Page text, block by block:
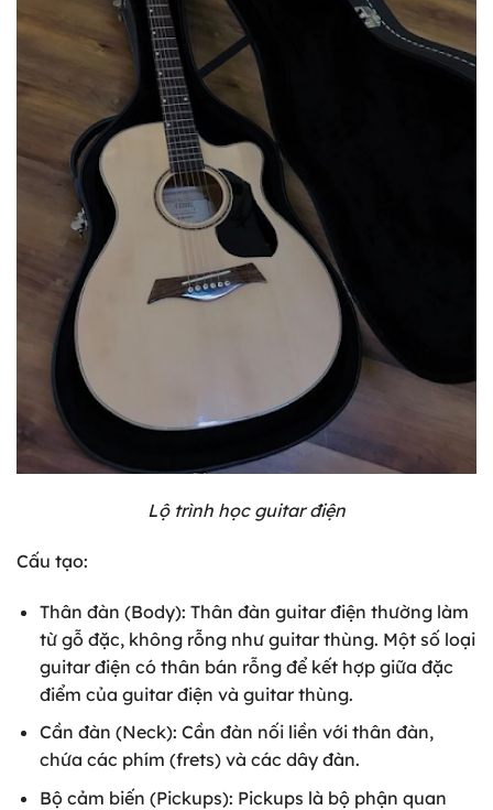
Lộ trình học guitar điện
Cấu tạo:
Thân đàn (Body): Thân đàn guitar điện thường làm
từ gỗ đặc, không rỗng như guitar thùng. Một số loại
guitar điện có thân bán rỗng để kết hợp giữa đặc
điểm của guitar điện và guitar thùng.
Cần đàn (Neck): Cần đàn nối liền với thân đàn,
chứa các phím (frets) và các dây đàn.
Bộ cảm biến (Pickups): Pickups là bộ phận quan